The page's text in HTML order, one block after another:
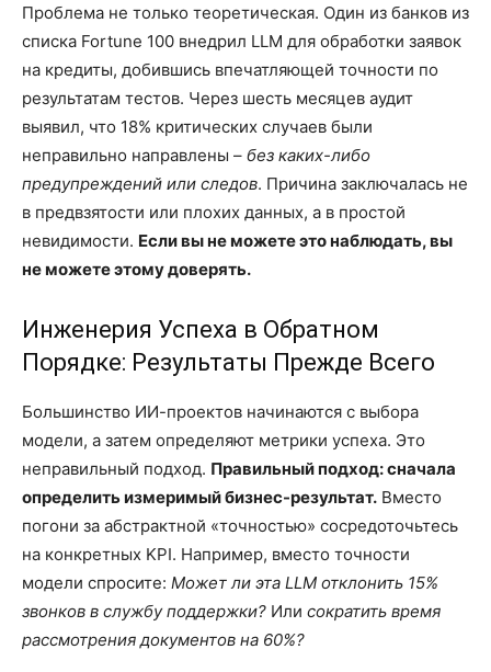
Проблема не только теоретическая. Один из банков из
списка Fortune 100 внедрил LLM для обработки заявок
на кредиты, добившись впечатляющей точности по
результатам тестов. Через шесть месяцев аудит
выявил, что 18% критических случаев были
неправильно направлены – без каких-либо
предупреждений или следов. Причина заключалась не
в предвзятости или плохих данных, а в простой
невидимости. Если вы не можете это наблюдать, вы
не можете этому доверять.
Инженерия Успеха в Обратном
Порядке: Результаты Прежде Всего
Большинство ИИ-проектов начинаются с выбора
модели, а затем определяют метрики успеха. Это
неправильный подход. Правильный подход: сначала
определить измеримый бизнес-результат. Вместо
погони за абстрактной «точностью» сосредоточьтесь
на конкретных KPI. Например, вместо точности
модели спросите: Может ли эта LLM отклонить 15%
звонков в службу поддержки? Или сократить время
рассмотрения документов на 60%?